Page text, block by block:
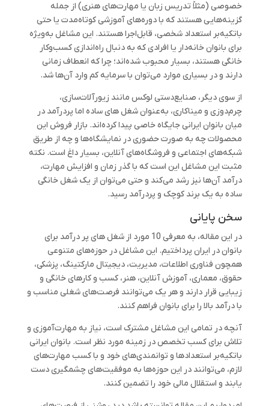
خصوصی (مثلاً تدریس زبان یا مهارت‌های هنری) از جمله
گزینه‌هایی هستند که با دوره‌های آموزشی کوتاه‌مدت یا حتی
باتکیه‌بر استعداد شخصی، قابل‌اجرا هستند. این مشاغل به‌ویژه
برای بانوان خانه‌دار یا افرادی که به دنبال راه‌اندازی کسب‌وکار
خانگی هستند، بسیار محبوب شده‌اند؛ چرا که انعطاف زمانی
دارند و در بسیاری موارد می‌توان با سرمایه کم وارد آن‌ها شد.
از سوی دیگر، صنایع‌دستی لوکس مانند زیورآلات‌سازی،
چرم‌دوزی و میناکاری، به‌عنوان شغل ‌های ساده اما پردرآمد در
میان بانوان ایرانی جایگاه خاصی پیدا کرده‌اند. بازار فروش این
محصولات چه به صورت حضوری در نمایشگاه‌ها و چه از طریق
شبکه‌های اجتماعی و فروشگاه‌های آنلاین، بسیار داغ است. نکته
مثبت این مشاغل این است که با گذر زمان و افزایش مهارت،
درآمد آن‌ها نیز رشد می‌کند و حتی می‌توان از یک شغل خانگی
ساده به یک برند کوچک و پردرآمد رسید.
سخن پایانی
در این مقاله، به معرفی 10 مورد از شغل های پر درآمد برای
بانوان در ایران پرداختیم. این مشاغل در حوزه‌های متنوعی
همچون فناوری اطلاعات، مدیریت، دیجیتال مارکتینگ، پزشکی،
حقوق، معماری، آموزش آنلاین، هنر، کسب و کارهای خانگی و
زیبایی قرار دارند و هر یک می‌توانند فرصت‌های شغلی مناسب و
با درآمد بالا را برای بانوان فراهم کنند.
آنچه در تمامی این مشاغل مشترک است، نیاز به مهارت‌آموزی و
تلاش برای کسب تخصص در زمینه مورد نظر است. بانوان ایرانی
باتکیه‌بر استعدادها و توانمندی‌های خود و با کسب مهارت‌های
لازم، می‌توانند در این حوزه‌ها به موفقیت‌های چشمگیری دست
یابند و استقلال مالی خود را تضمین کنند.